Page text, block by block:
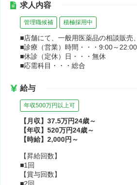
求人内容
管理職候補 積極採用中
■店舗にて、一般用医薬品の相談販売
■診療（営業）時間・・・9:00～22:00
■休診（定休）日・・・無休
■応需科目・・・総合
給与
年収500万円以上可
【月収】37.5万円24歳～
【年収】520万円24歳～
【時給】2,000円～
【昇給回数】
■1回
【賞与回数】
■2回